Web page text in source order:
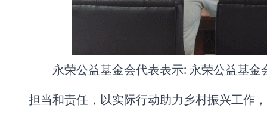
永荣公益基金会代表表示: 永荣公益基
担当和责任，以实际行动助力乡村振兴工作